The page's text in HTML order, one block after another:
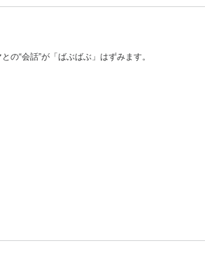
“会話”が「ばぶばぶ」はずみます。